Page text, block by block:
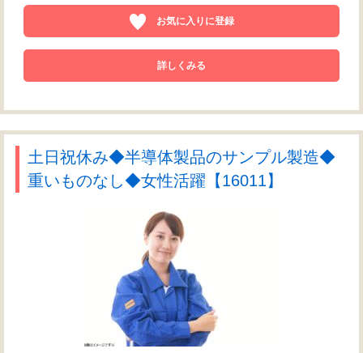
お気に入りに登録
詳しくみる
土日祝休み◆半導体製品のサンプル製造◆
重いものなし◆女性活躍【16011】